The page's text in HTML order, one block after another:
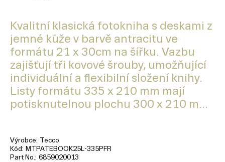
Kvalitní klasická fotokniha s deskami z
jemné kůže v barvě antracitu ve
formátu 21 x 30cm na šířku. Vazbu
zajišťují tři kovové šrouby, umožňující
individuální a flexibilní složení knihy.
Listy formátu 335 x 210 mm mají
potisknutelnou plochu 300 x 210 m...
Výrobce Tecco
Kód
MTPATEBOOK25L-335PFR
Part No. 6859020013